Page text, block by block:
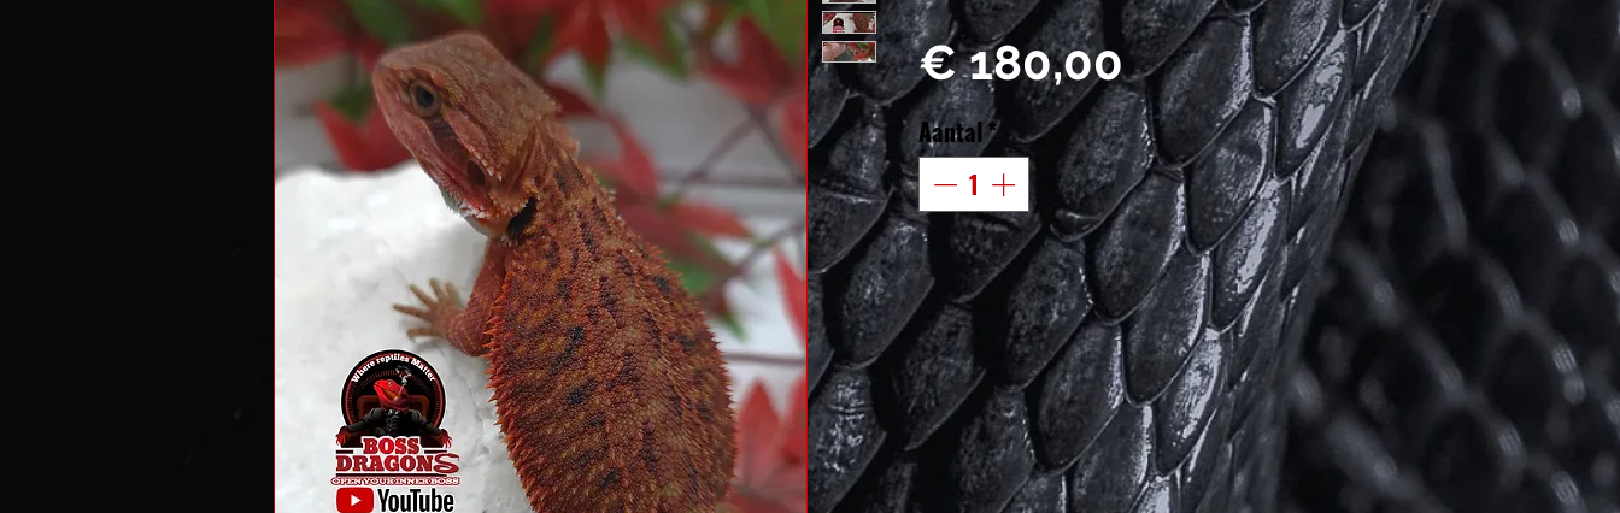
€ 180,00Prijs
Aantal*